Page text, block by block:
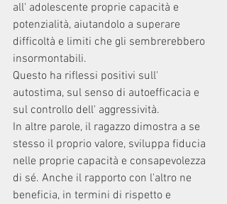
all' adolescente proprie capacità e
potenzialità, aiutandolo a superare
difficoltà e limiti che gli sembrerebbero
insormontabili.
Questo ha riflessi positivi sull'
autostima, sul senso di autoefficacia e
sul controllo dell' aggressività.
In altre parole, il ragazzo dimostra a se
stesso il proprio valore, sviluppa fiducia
nelle proprie capacità e consapevolezza
di sé. Anche il rapporto con l'altro ne
beneficia, in termini di rispetto e